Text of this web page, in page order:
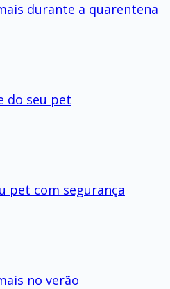
durante a quarentena
do seu pet
pet com segurança
no verão